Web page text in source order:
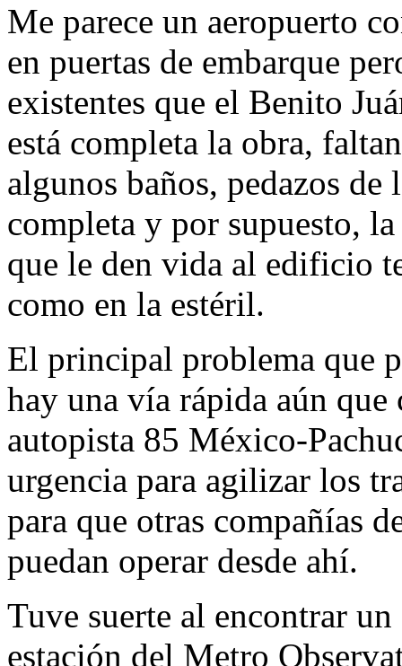
Me parece un aeropuerto
en puertas de embarque
existentes que el Benito
está completa la obra,
algunos baños, pedazos de
completa y por supuesto,
que le den vida al edificio
como en la estéril.
El principal problema que
hay una vía rápida aún
autopista 85 México-
urgencia para agilizar los
para que otras compañías
puedan operar desde ahí.
Tuve suerte al encontrar
estación del Metro